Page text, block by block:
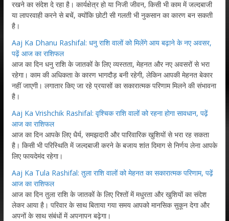
रखने का संदेश दे रहा है। कार्यक्षेत्र हो या निजी जीवन, किसी भी काम में जल्दबाजी
या लापरवाही करने से बचें, क्योंकि छोटी सी गलती भी नुकसान का कारण बन सकती
है।
Aaj Ka Dhanu Rashifal: धनु राशि वालों को मिलेंगे आय बढ़ाने के नए अवसर,
पढ़ें आज का राशिफल
आज का दिन धनु राशि के जातकों के लिए व्यस्तता, मेहनत और नए अवसरों से भरा
रहेगा। काम की अधिकता के कारण भागदौड़ बनी रहेगी, लेकिन आपकी मेहनत बेकार
नहीं जाएगी। लगातार किए जा रहे प्रयासों का सकारात्मक परिणाम मिलने की संभावना
है।
Aaj Ka Vrishchik Rashifal: वृश्चिक राशि वालों को रहना होगा सावधान, पढ़ें
आज का राशिफल
आज का दिन आपके लिए धैर्य, समझदारी और पारिवारिक खुशियों से भरा रह सकता
है। किसी भी परिस्थिति में जल्दबाजी करने के बजाय शांत दिमाग से निर्णय लेना आपके
लिए फायदेमंद रहेगा।
Aaj Ka Tula Rashifal: तुला राशि वालों को मेहनत का सकारात्मक परिणाम, पढ़ें
आज का राशिफल
आज का दिन तुला राशि के जातकों के लिए रिश्तों में मधुरता और खुशियों का संदेश
लेकर आया है। परिवार के साथ बिताया गया समय आपको मानसिक सुकून देगा और
अपनों के साथ संबंधों में अपनापन बढ़ेगा।